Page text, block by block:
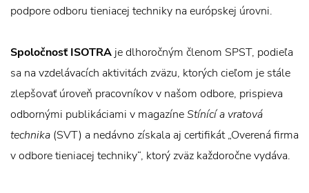
podpore odboru tieniacej techniky na európskej úrovni.
Spoločnosť ISOTRA je dlhoročným členom SPST, podieľa
sa na vzdelávacích aktivitách zväzu, ktorých cieľom je stále
zlepšovať úroveň pracovníkov v našom odbore, prispieva
odbornými publikáciami v magazíneStínící a vratová
technika (SVT) a nedávno získala aj certifikát „Overená firma
v odbore tieniacej techniky“, ktorý zväz každoročne vydáva.